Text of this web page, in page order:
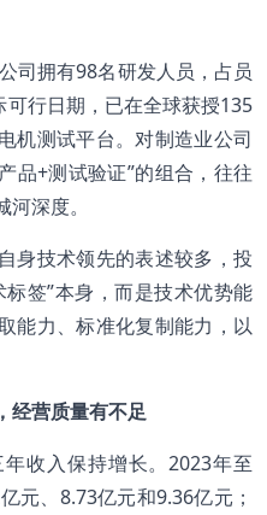
司拥有98名研发人员，占员
行日期，已在全球获授135
机测试平台。对制造业公司
品+测试验证”的组合，往往
深度。
身技术领先的表述较多，投
签”本身，而是技术优势能
能力、标准化复制能力，以
经营质量有不足
收入保持增长。2023年至
元、8.73亿元和9.36亿元；